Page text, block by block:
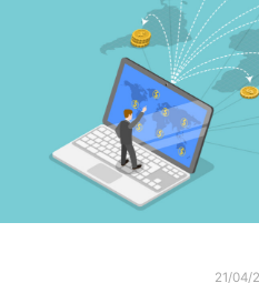
21/04/